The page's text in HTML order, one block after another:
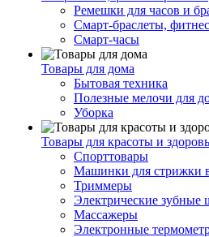
Ремешки для часов и
Смарт-браслеты,
Смарт-часы
Товары для дома
Бытовая техника
Полезные мелочи для
Уборка
Товары для красоты и
Спорттовары
Машинки для стрижки
Триммеры
Электрические зубные
Массажеры
Электронные